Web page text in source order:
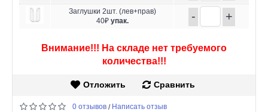
Заглушки 2шт. (лев+прав)
40₽ упак. - +
Внимание!!! На складе нет требуемого
количества!!!
Отложить Сравнить
0 отзывов / Написать отзыв